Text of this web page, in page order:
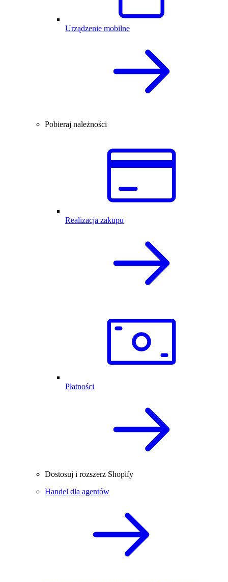
Urządzenie mobilne
Pobieraj należności
Realizacja zakupu
Płatności
Dostosuj i rozszerz Shopify
Handel dla agentów